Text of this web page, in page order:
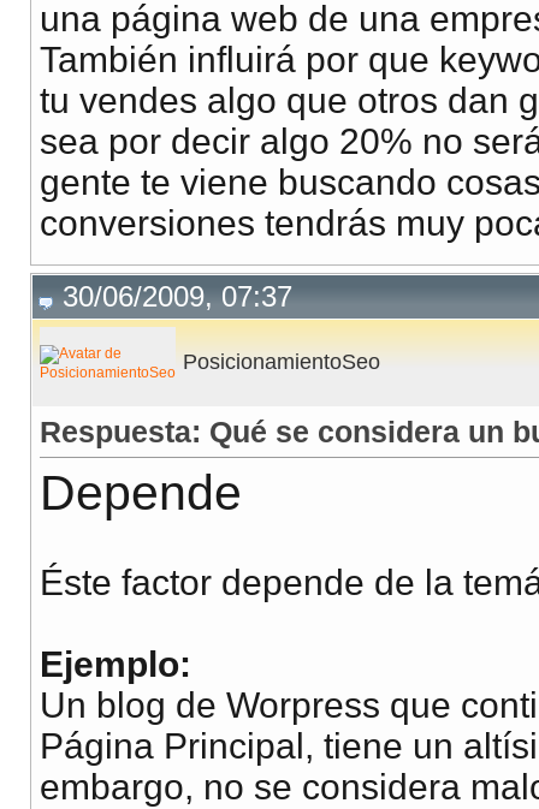
una página web de una
También influirá por que
tu vendes algo que otros dan
sea por decir algo 20% no
gente te viene buscando
conversiones tendrás muy
30/06/2009, 07:37
PosicionamientoSeo
Respuesta: Qué se considera un
Depende
Éste factor depende de la
Ejemplo:
Un blog de Worpress que
Página Principal, tiene un
embargo, no se considera